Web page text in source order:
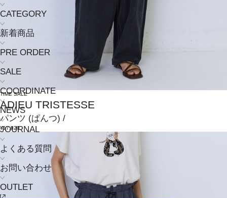
CATEGORY
新着商品
PRE ORDER
SALE
COORDINATE
NEWS
JOURNAL
よくある質問
お問い合わせ
OUTLET
TIME SALE
ADIEU TRISTESSE
パンツ (ぱんつ) /
¥17,820